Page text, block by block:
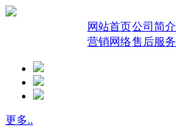
网站首页公司简介
营销网络售后服务
更多..